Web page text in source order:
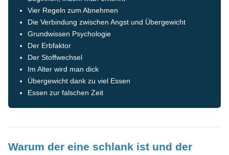
Vier Regeln zum Abnehmen
Die Verbindung zwischen Angst und Übergewicht
Grundwissen Psychologie
Der Erbfaktor
Der Stoffwechsel
Im Alter wird man dick
Übergewicht dank zu viel Essen
Essen zur falschen Zeit
Warum der eine schlank ist und der